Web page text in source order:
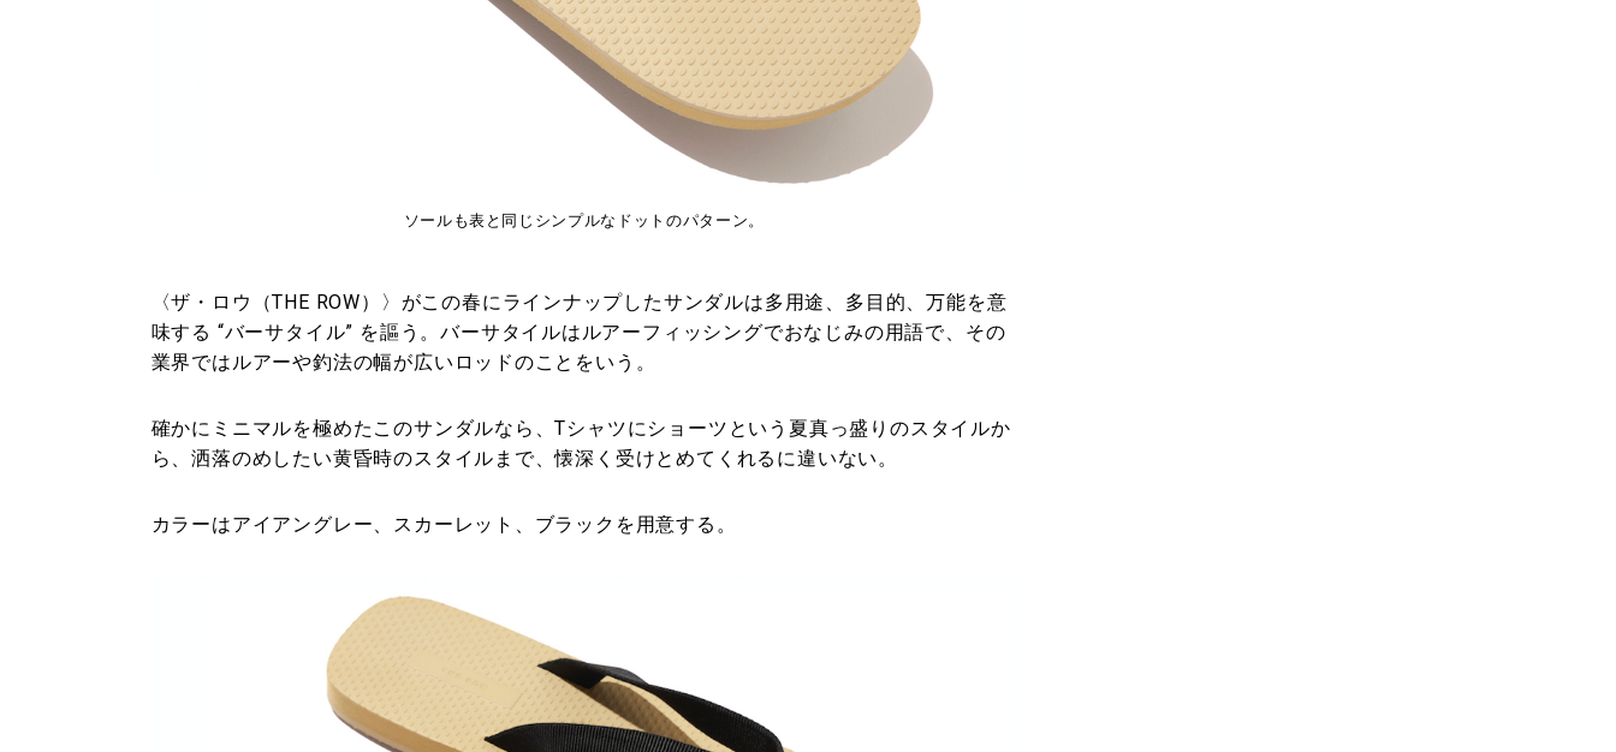
ソールも表と同じシンプルなドットのパターン。
〈ザ・ロウ（THE ROW）〉がこの春にラインナップしたサンダルは多用途、多目的、万能を意
味する “バーサタイル” を謳う。バーサタイルはルアーフィッシングでおなじみの用語で、その
業界ではルアーや釣法の幅が広いロッドのことをいう。
確かにミニマルを極めたこのサンダルなら、Tシャツにショーツという夏真っ盛りのスタイルか
ら、洒落のめしたい黄昏時のスタイルまで、懐深く受けとめてくれるに違いない。
カラーはアイアングレー、スカーレット、ブラックを用意する。